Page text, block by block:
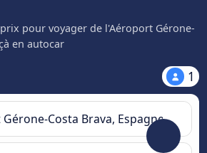
pour voyager de l'Aéroport Gérone-
en autocar
1